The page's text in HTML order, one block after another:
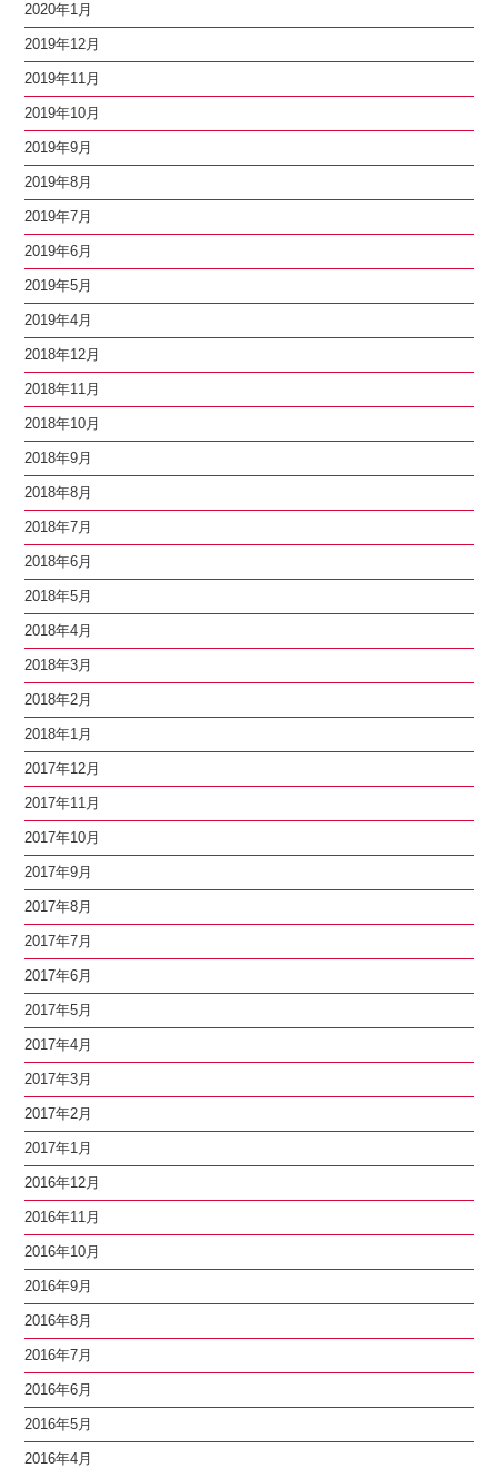
2020年1月
2019年12月
2019年11月
2019年10月
2019年9月
2019年8月
2019年7月
2019年6月
2019年5月
2019年4月
2018年12月
2018年11月
2018年10月
2018年9月
2018年8月
2018年7月
2018年6月
2018年5月
2018年4月
2018年3月
2018年2月
2018年1月
2017年12月
2017年11月
2017年10月
2017年9月
2017年8月
2017年7月
2017年6月
2017年5月
2017年4月
2017年3月
2017年2月
2017年1月
2016年12月
2016年11月
2016年10月
2016年9月
2016年8月
2016年7月
2016年6月
2016年5月
2016年4月